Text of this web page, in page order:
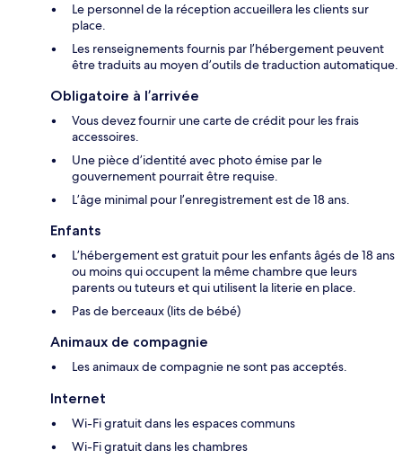
Le personnel de la réception accueillera les clients sur
place.
Les renseignements fournis par l’hébergement peuvent
être traduits au moyen d’outils de traduction automatique.
Obligatoire à l’arrivée
Vous devez fournir une carte de crédit pour les frais
accessoires.
Une pièce d’identité avec photo émise par le
gouvernement pourrait être requise.
L’âge minimal pour l’enregistrement est de 18 ans.
Enfants
L’hébergement est gratuit pour les enfants âgés de 18 ans
ou moins qui occupent la même chambre que leurs
parents ou tuteurs et qui utilisent la literie en place.
Pas de berceaux (lits de bébé)
Animaux de compagnie
Les animaux de compagnie ne sont pas acceptés.
Internet
Wi-Fi gratuit dans les espaces communs
Wi-Fi gratuit dans les chambres